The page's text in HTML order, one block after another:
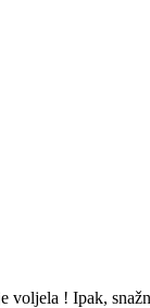
! Ipak,